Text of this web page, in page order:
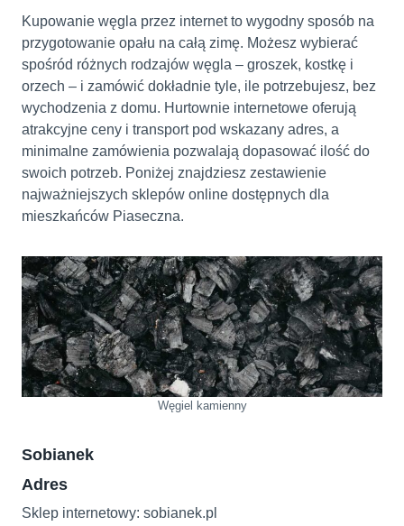
Kupowanie węgla przez internet to wygodny sposób na
przygotowanie opału na całą zimę. Możesz wybierać
spośród różnych rodzajów węgla – groszek, kostkę i
orzech – i zamówić dokładnie tyle, ile potrzebujesz, bez
wychodzenia z domu. Hurtownie internetowe oferują
atrakcyjne ceny i transport pod wskazany adres, a
minimalne zamówienia pozwalają dopasować ilość do
swoich potrzeb. Poniżej znajdziesz zestawienie
najważniejszych sklepów online dostępnych dla
mieszkańców Piaseczna.
Węgiel kamienny
Sobianek
Adres
Sklep internetowy: sobianek.pl